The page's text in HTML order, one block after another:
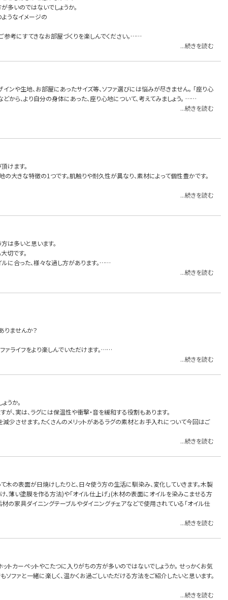
多いのではないでしょうか。
ようなイメージの
参考にすてきなお部屋づくりを楽しんでください。……
...続きを読む
ンや生地、お部屋にあったサイズ等、ソファ選びには悩みが尽きません。 「座り心
から、より自分の身体にあった、座り心地について、考えてみましょう。 ……
...続きを読む
けます。
大きな特徴の1つです。肌触りや耐久性が異なり、素材によって個性豊かです。
...続きを読む
は多いと思います。
切です。
ルに合った、様々な過し方があります。……
...続きを読む
りませんか？
ァライフをより楽しんでいただけます。……
...続きを読む
うか。
が、実は、ラグには保温性や衝撃・音を緩和する役割もあります。
少させます。たくさんのメリットがあるラグの素材とお手入れについて今回はご
...続きを読む
の表面が日焼けしたりと、日々使う方の生活に馴染み、変化していきます。木製
、薄い塗膜を作る方法)や「オイル仕上げ」(木材の表面にオイルを染みこませる方
の家具ダイニングテーブルやダイニングチェアなどで使用されている「オイル仕
...続きを読む
ットカーペットやこたつに入りがちの方が多いのではないでしょうか。 せっかくお気
ファと一緒に楽しく、温かくお過ごしいただける方法をご紹介したいと思います。
...続きを読む